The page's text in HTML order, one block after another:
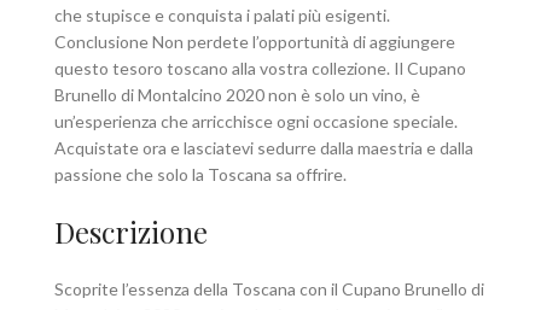
che stupisce e conquista i palati più esigenti.
Conclusione Non perdete l’opportunità di aggiungere
questo tesoro toscano alla vostra collezione. Il Cupano
Brunello di Montalcino 2020 non è solo un vino, è
un’esperienza che arricchisce ogni occasione speciale.
Acquistate ora e lasciatevi sedurre dalla maestria e dalla
passione che solo la Toscana sa offrire.
Descrizione
Scoprite l’essenza della Toscana con il Cupano Brunello di